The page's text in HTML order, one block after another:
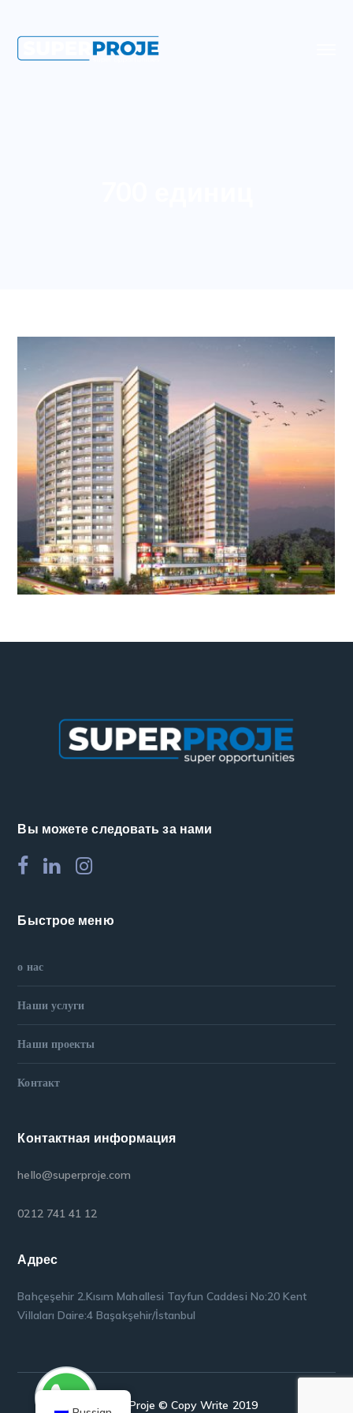
Вы можете следовать за нами
Быстрое меню
о нас
Наши услуги
Наши проекты
Контакт
Контактная информация
hello@superproje.com
0212 741 41 12
Адрес
Bahçeşehir 2.Kısım Mahallesi Tayfun Caddesi No:20 Kent
Villaları Daire:4 Başakşehir/İstanbul
Super Proje © Copy Write 2019